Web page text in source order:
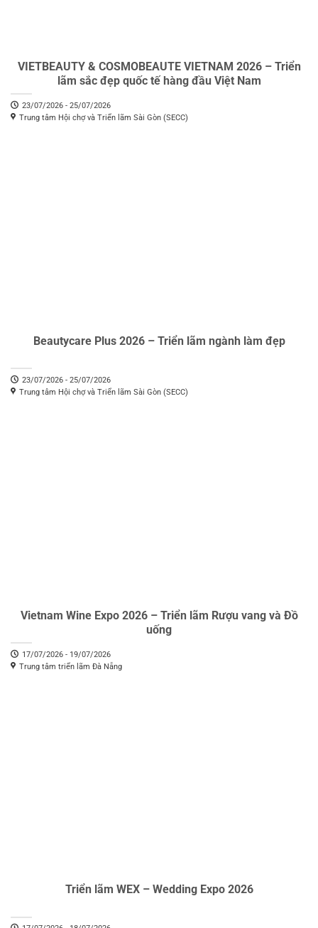
VIETBEAUTY & COSMOBEAUTE VIETNAM 2026 – Triển
lãm sắc đẹp quốc tế hàng đầu Việt Nam
23/07/2026 - 25/07/2026
Trung tâm Hội chợ và Triển lãm Sài Gòn (SECC)
Beautycare Plus 2026 – Triển lãm ngành làm đẹp
23/07/2026 - 25/07/2026
Trung tâm Hội chợ và Triển lãm Sài Gòn (SECC)
Vietnam Wine Expo 2026 – Triển lãm Rượu vang và Đồ
uống
17/07/2026 - 19/07/2026
Trung tâm triển lãm Đà Nẵng
Triển lãm WEX – Wedding Expo 2026